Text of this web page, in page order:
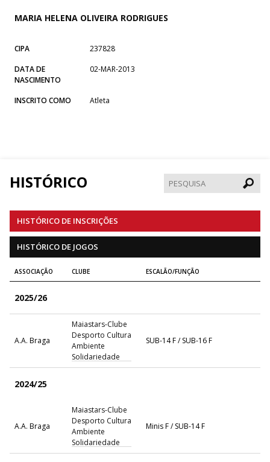
MARIA HELENA OLIVEIRA RODRIGUES
CIPA
237828
DATA DE
NASCIMENTO
02-MAR-2013
INSCRITO COMO Atleta
HISTÓRICO
HISTÓRICO DE INSCRIÇÕES
HISTÓRICO DE JOGOS
ASSOCIAÇÃO CLUBE ESCALÃO/FUNÇÃO
2025/26
A.A. Braga
Maiastars-Clube
Desporto Cultura
Ambiente
Solidariedade
SUB-14 F / SUB-16 F
2024/25
A.A. Braga
Maiastars-Clube
Desporto Cultura
Ambiente
Solidariedade
Minis F / SUB-14 F